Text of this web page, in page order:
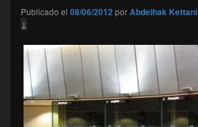
Publicado el 08/06/2012 porAbdelhak Kettani
↓